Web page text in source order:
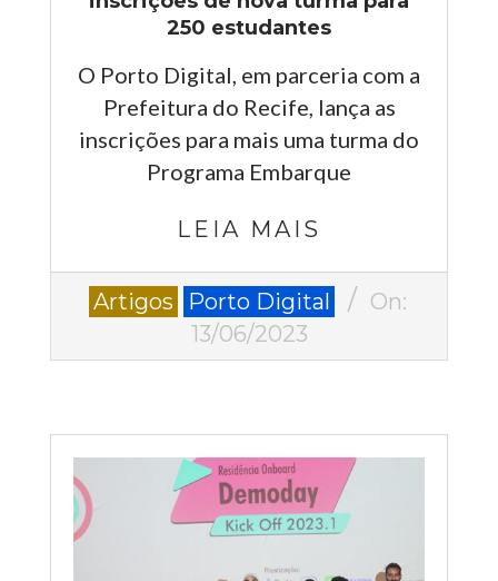
250 estudantes
O Porto Digital, em parceria com a
Prefeitura do Recife, lança as
inscrições para mais uma turma do
Programa Embarque
LEIA MAIS
2023-
Artigos Porto Digital
On:
13/06/2023